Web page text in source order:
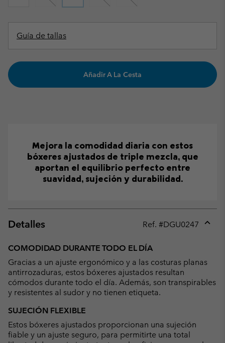
Guía de tallas
Añadir A La Cesta
Mejora la comodidad diaria con estos
bóxeres ajustados de triple mezcla, que
aportan el equilibrio perfecto entre
suavidad, sujeción y durabilidad.
Detalles Ref. #DGU0247
COMODIDAD DURANTE TODO EL DÍA
Gracias a un ajuste ergonómico y a las costuras planas
antirrozaduras, estos bóxeres ajustados resultan
cómodos durante todo el día. Además, son transpirables
y resistentes al sudor y no tienen etiqueta.
SUJECIÓN FLEXIBLE
Estos bóxeres ajustados proporcionan una sujeción
fiable y un ajuste seguro, para permitirte una total